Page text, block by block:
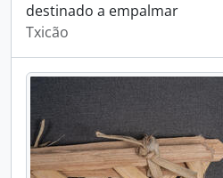
destinado a empalmar
Txicão